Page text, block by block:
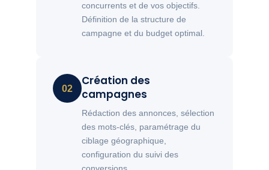
concurrents et de vos objectifs.
Définition de la structure de
campagne et du budget optimal.
02
Création des
campagnes
Rédaction des annonces, sélection
des mots-clés, paramétrage du
ciblage géographique,
configuration du suivi des